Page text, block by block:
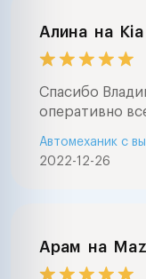
Алина на Kia
Спасибо
оперативно
2022-12-26
Автомеханик с
Арам на